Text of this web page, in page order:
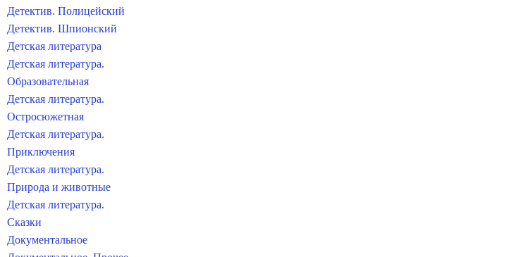
Детектив. Полицейский
Детектив. Шпионский
Детская литература
Детская литература.
Образовательная
Детская литература.
Остросюжетная
Детская литература.
Приключения
Детская литература.
Природа и животные
Детская литература.
Сказки
Документальное